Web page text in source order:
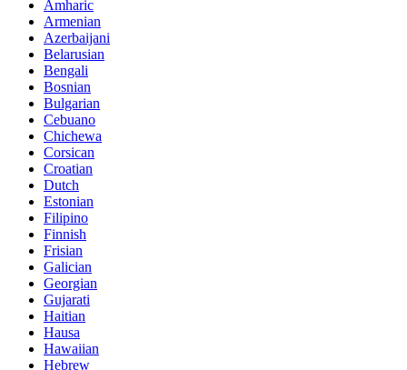
Amharic
Armenian
Azerbaijani
Belarusian
Bengali
Bosnian
Bulgarian
Cebuano
Chichewa
Corsican
Croatian
Dutch
Estonian
Filipino
Finnish
Frisian
Galician
Georgian
Gujarati
Haitian
Hausa
Hawaiian
Hebrew